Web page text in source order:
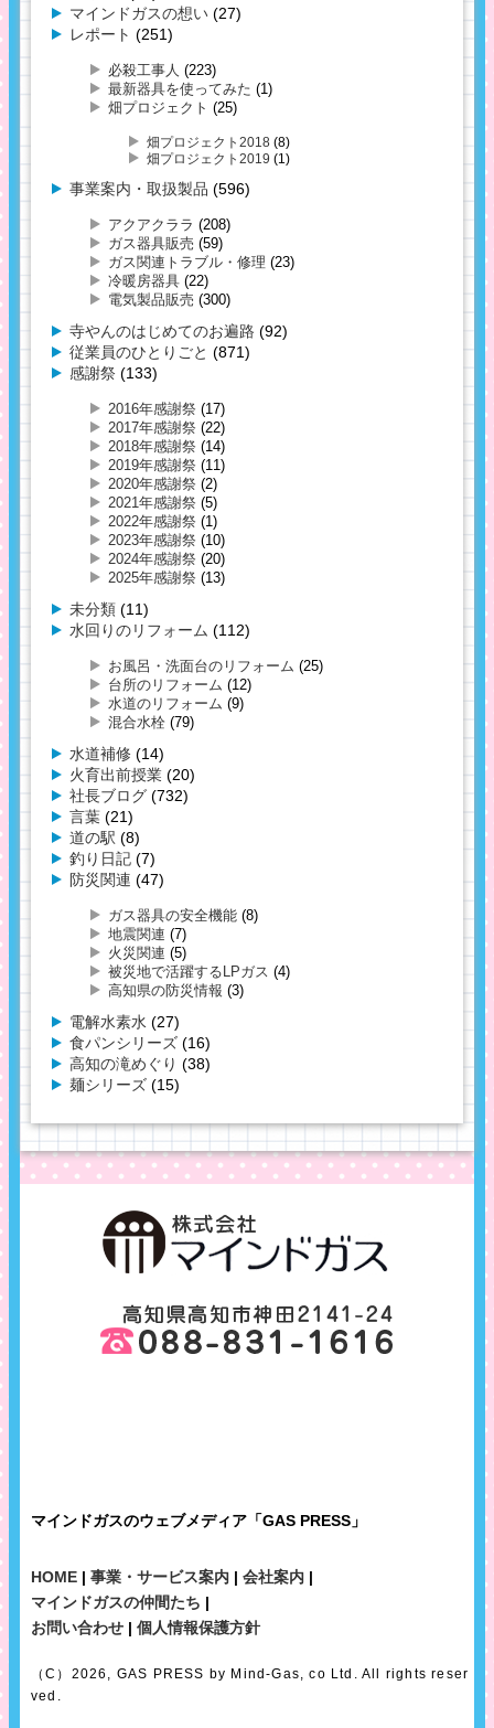
マインドガスの想い (27)
レポート (251)
必殺工事人 (223)
最新器具を使ってみた (1)
畑プロジェクト (25)
畑プロジェクト2018 (8)
畑プロジェクト2019 (1)
事業案内・取扱製品 (596)
アクアクララ (208)
ガス器具販売 (59)
ガス関連トラブル・修理 (23)
冷暖房器具 (22)
電気製品販売 (300)
寺やんのはじめてのお遍路 (92)
従業員のひとりごと (871)
感謝祭 (133)
2016年感謝祭 (17)
2017年感謝祭 (22)
2018年感謝祭 (14)
2019年感謝祭 (11)
2020年感謝祭 (2)
2021年感謝祭 (5)
2022年感謝祭 (1)
2023年感謝祭 (10)
2024年感謝祭 (20)
2025年感謝祭 (13)
未分類 (11)
水回りのリフォーム (112)
お風呂・洗面台のリフォーム (25)
台所のリフォーム (12)
水道のリフォーム (9)
混合水栓 (79)
水道補修 (14)
火育出前授業 (20)
社長ブログ (732)
言葉 (21)
道の駅 (8)
釣り日記 (7)
防災関連 (47)
ガス器具の安全機能 (8)
地震関連 (7)
火災関連 (5)
被災地で活躍するLPガス (4)
高知県の防災情報 (3)
電解水素水 (27)
食パンシリーズ (16)
高知の滝めぐり (38)
麺シリーズ (15)
マインドガスのウェブメディア「GAS PRESS」
HOME | 事業・サービス案内 | 会社案内 |
マインドガスの仲間たち |
お問い合わせ | 個人情報保護方針
（C）2026, GAS PRESS by Mind-Gas, co Ltd. All rights reser
ved.